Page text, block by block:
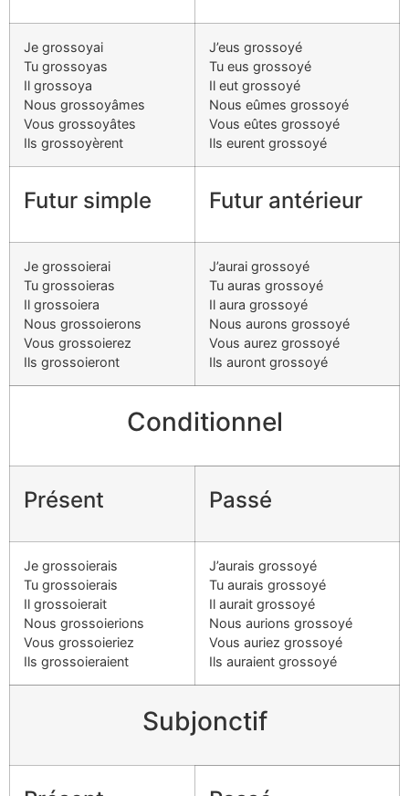
Je grossoyai
Tu grossoyas
Il grossoya
Nous grossoyâmes
Vous grossoyâtes
Ils grossoyèrent
J’eus grossoyé
Tu eus grossoyé
Il eut grossoyé
Nous eûmes grossoyé
Vous eûtes grossoyé
Ils eurent grossoyé
Futur simple Futur antérieur
Je grossoierai
Tu grossoieras
Il grossoiera
Nous grossoierons
Vous grossoierez
Ils grossoieront
J’aurai grossoyé
Tu auras grossoyé
Il aura grossoyé
Nous aurons grossoyé
Vous aurez grossoyé
Ils auront grossoyé
Conditionnel
Présent Passé
Je grossoierais
Tu grossoierais
Il grossoierait
Nous grossoierions
Vous grossoieriez
Ils grossoieraient
J’aurais grossoyé
Tu aurais grossoyé
Il aurait grossoyé
Nous aurions grossoyé
Vous auriez grossoyé
Ils auraient grossoyé
Subjonctif